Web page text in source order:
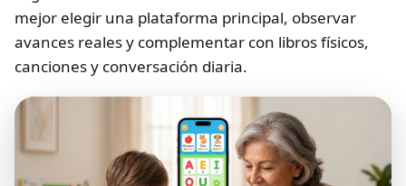
mejor elegir una plataforma principal, observar
avances reales y complementar con libros físicos,
canciones y conversación diaria.